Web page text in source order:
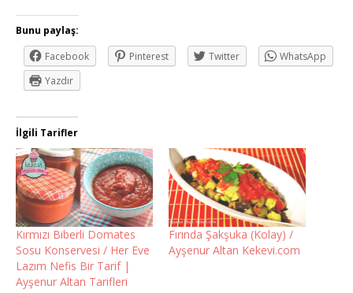
Bunu paylaş:
Facebook
Pinterest Twitter
WhatsApp
Yazdır
İlgili Tarifler
Kırmızı Biberli Domates
Sosu Konservesi / Her Eve
Lazım Nefis Bir Tarif |
Ayşenur Altan Tarifleri
Fırında Şakşuka (Kolay) /
Ayşenur Altan Kekevi.com